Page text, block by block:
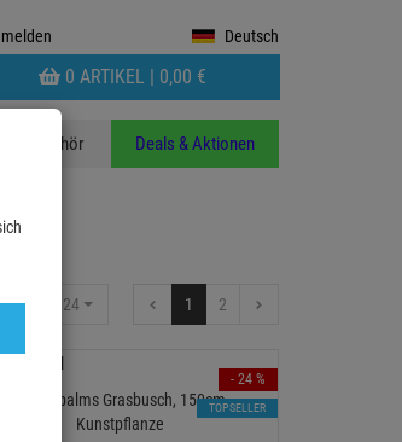
Deutsch
WARENKORB
AUFKLAPPEN
0 ARTIKEL | 0,00 €
Zubehör Deals & Aktionen
24 1 2
- 24 %
TOPSELLER